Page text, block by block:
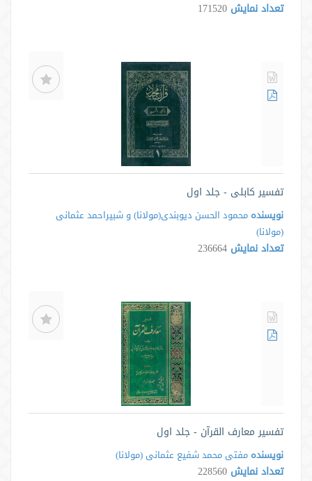
تعداد نمایش 171520
تفسیر کابلی - جلد اول
نویسنده محمود الحسن دیوبندی(مولانا) و شبیراحمد عثمانی
(مولانا)
تعداد نمایش 236664
تفسیر معارف القرآن - جلد اول
نویسنده مفتی محمد شفیع عثمانی (مولانا)
تعداد نمایش 228560